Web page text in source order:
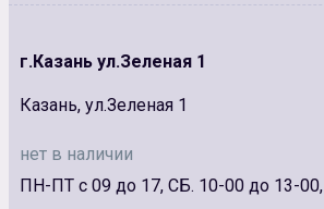
г.Казань ул.Зеленая 1
Казань, ул.Зеленая 1
нет в наличии
ПН-ПТ с 09 до 17, СБ. 10-00 до 13-